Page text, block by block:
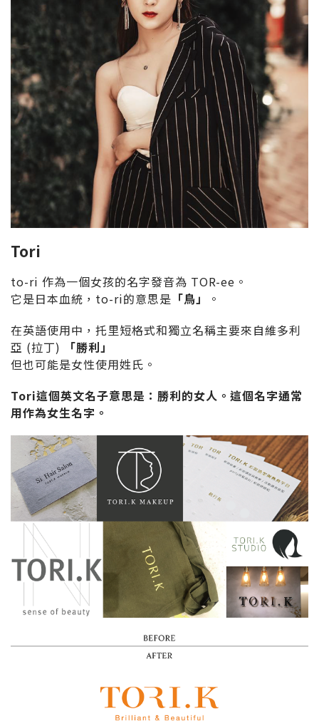
Tori
to-ri 作為一個女孩的名字發音為 TOR-ee。
它是日本血統，to-ri的意思是 「鳥」
。
在英語使用中，托里短格式和獨立名稱主要來自維多利
亞 (拉丁)
「勝利」
但也可能是女性使用姓氏。
Tori這個英文名子意思是：勝利的女人。這個名字通常
用作為女生名字。